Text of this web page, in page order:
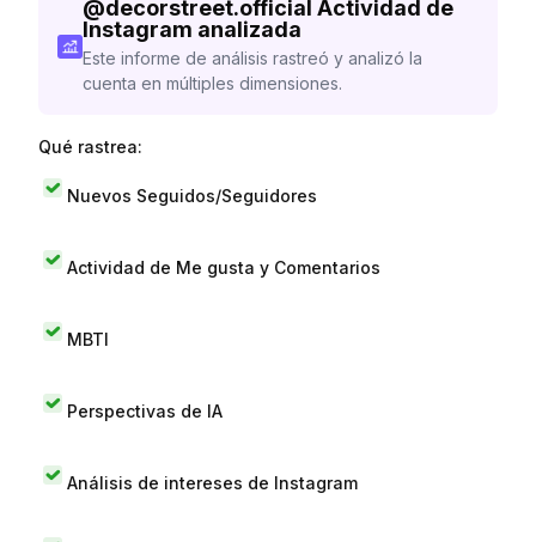
@decorstreet.official Actividad de
Instagram analizada
Este informe de análisis rastreó y analizó la
cuenta en múltiples dimensiones.
Qué rastrea:
Nuevos Seguidos/Seguidores
Actividad de Me gusta y Comentarios
MBTI
Perspectivas de IA
Análisis de intereses de Instagram